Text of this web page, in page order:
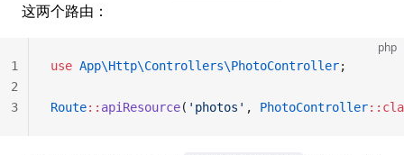
这两个路由：
php
use App\Http\Controllers\PhotoController;
Route:: apiResource( 'photos' , PhotoController
1
2
3